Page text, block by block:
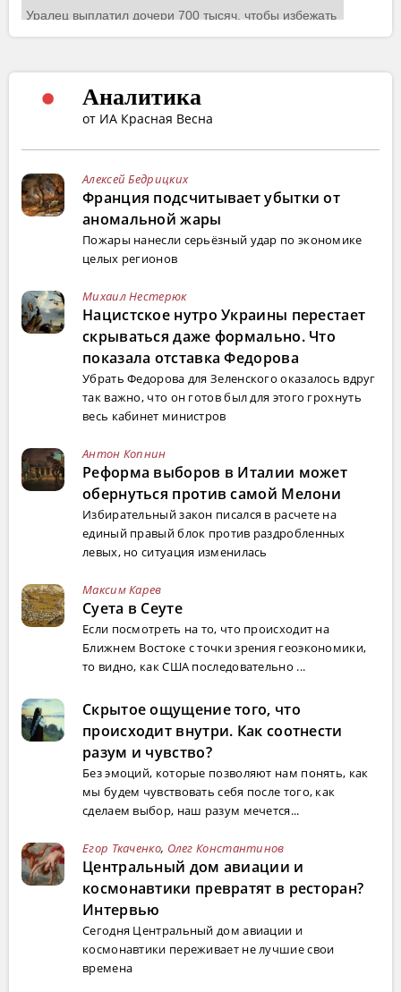
Аналитика
от ИА Красная Весна
Алексей Бедрицких
Франция подсчитывает убытки от
аномальной жары
Пожары нанесли серьёзный удар по экономике
целых регионов
Михаил Нестерюк
Нацистское нутро Украины перестает
скрываться даже формально. Что
показала отставка Федорова
Убрать Федорова для Зеленского оказалось вдруг
так важно, что он готов был для этого грохнуть
весь кабинет министров
Антон Копнин
Реформа выборов в Италии может
обернуться против самой Мелони
Избирательный закон писался в расчете на
единый правый блок против раздробленных
левых, но ситуация изменилась
Максим Карев
Суета в Сеуте
Если посмотреть на то, что происходит на
Ближнем Востоке с точки зрения геоэкономики,
то видно, как США последовательно ...
Скрытое ощущение того, что
происходит внутри. Как соотнести
разум и чувство?
Без эмоций, которые позволяют нам понять, как
мы будем чувствовать себя после того, как
сделаем выбор, наш разум мечется...
Егор Ткаченко, Олег Константинов
Центральный дом авиации и
космонавтики превратят в ресторан?
Интервью
Сегодня Центральный дом авиации и
космонавтики переживает не лучшие свои
времена